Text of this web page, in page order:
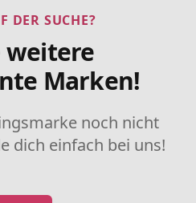
DER SUCHE?
weitere
Marken!
noch nicht
dich einfach bei uns!